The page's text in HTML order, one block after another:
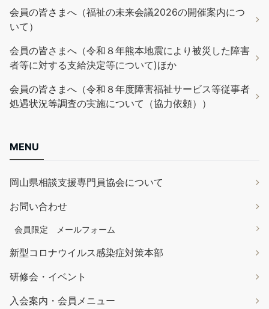
会員の皆さまへ（福祉の未来会議2026の開催案内につ
いて）
会員の皆さまへ（令和８年熊本地震により被災した障害
者等に対する支給決定等について)ほか
会員の皆さまへ（令和８年度障害福祉サービス等従事者
処遇状況等調査の実施について（協力依頼））
MENU
岡山県相談支援専門員協会について
お問い合わせ
会員限定 メールフォーム
新型コロナウイルス感染症対策本部
研修会・イベント
入会案内・会員メニュー